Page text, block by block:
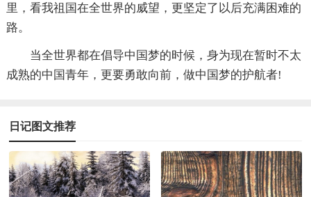
里，看我祖国在全世界的威望，更坚定了以后充满困难的
路。
当全世界都在倡导中国梦的时候，身为现在暂时不太
成熟的中国青年，更要勇敢向前，做中国梦的护航者!
日记图文推荐